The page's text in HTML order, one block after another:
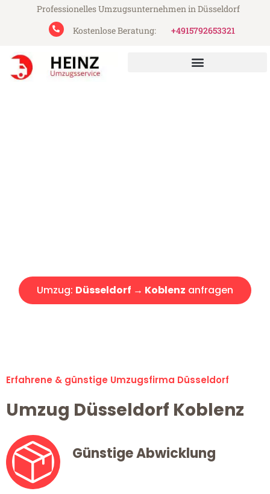
Professionelles Umzugsunternehmen in Düsseldorf
Kostenlose Beratung:
+4915792653321
Umzug: Düsseldorf → Koblenz anfragen
Erfahrene & günstige Umzugsfirma Düsseldorf
Umzug Düsseldorf Koblenz
Günstige Abwicklung